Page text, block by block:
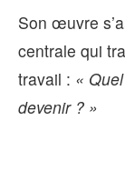
Son œuvre
centrale qui
travail : «
devenir ? »